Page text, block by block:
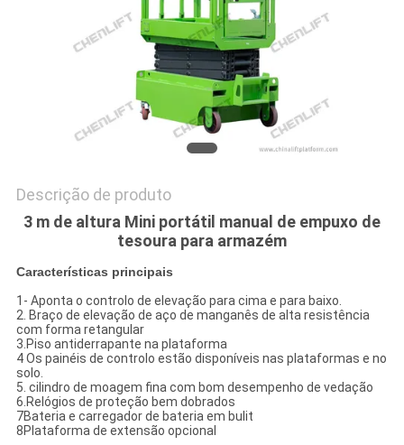
PRIVACIDADE
Descrição de produto
3 m de altura Mini portátil manual de empuxo de
tesoura para armazém
Características principais
1- Aponta o controlo de elevação para cima e para baixo.
2. Braço de elevação de aço de manganês de alta resistência
com forma retangular
3.Piso antiderrapante na plataforma
4 Os painéis de controlo estão disponíveis nas plataformas e no
solo.
5. cilindro de moagem fina com bom desempenho de vedação
6.Relógios de proteção bem dobrados
7Bateria e carregador de bateria em bulit
8Plataforma de extensão opcional